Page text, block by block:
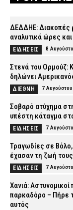
ΔΕΔΔΗΕ: Διακοπές
αναλυτικά ώρες
ΕΙΔΗΣΕΙΣ 8
Στενά του Ορμούζ:
δηλώνει
ΔΙΕΘΝΗ 7
Σοβαρό ατύχημα
υπέστη κάταγμα
ΕΙΔΗΣΕΙΣ 7
Τραγωδίες σε Βόλο,
έχασαν τη ζωή
ΕΙΔΗΣΕΙΣ 7
Χανιά:
παρκαδόρο – Πήρε
αυτός